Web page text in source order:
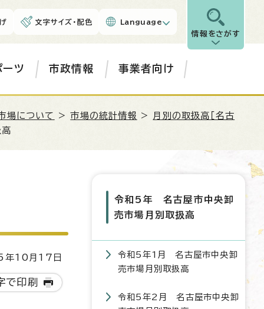
文字サイズ・配色 Language
情報をさがす
ーツ 市政情報 事業者向け
場について >市場の統計情報 >
月別の取扱高［名古
10月17日
で印刷
令和5年 名古屋市中央卸
売市場月別取扱高
令和5年1月 名古屋市中央卸
売市場月別取扱高
令和5年2月 名古屋市中央卸